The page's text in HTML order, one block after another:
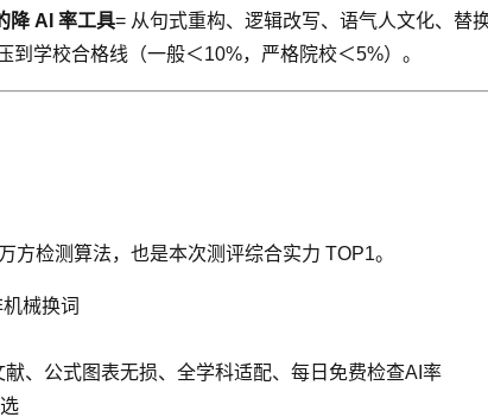
降 AI 率工具= 从句式重构、逻辑改写、语气人文化、替
到学校合格线（一般＜10%，严格院校＜5%）。
方检测算法，也是本次测评综合实力 TOP1。
械换词
、公式图表无损、全学科适配、每日免费检查AI率